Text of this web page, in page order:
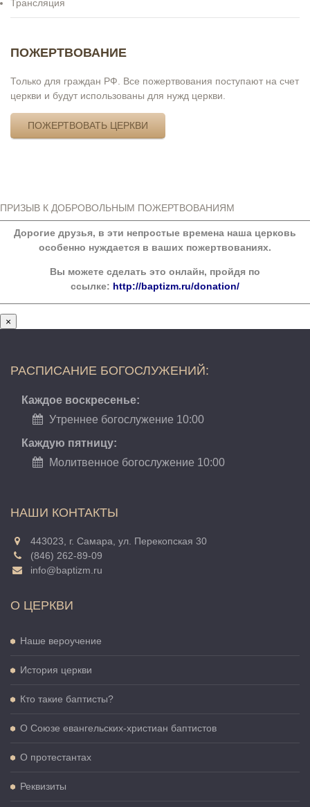
Трансляция
ПОЖЕРТВОВАНИЕ
Только для граждан РФ. Все пожертвования поступают на счет
церкви и будут использованы для нужд церкви.
ПОЖЕРТВОВАТЬ ЦЕРКВИ
ПРИЗЫВ К ДОБРОВОЛЬНЫМ ПОЖЕРТВОВАНИЯМ
Дорогие друзья, в эти непростые времена наша церковь
особенно нуждается в ваших пожертвованиях.
Вы можете сделать это онлайн, пройдя по
ссылке: http://baptizm.ru/donation/
×
РАСПИСАНИЕ БОГОСЛУЖЕНИЙ:
Каждое воскресенье:
Утреннее богослужение 10:00
Каждую пятницу:
Молитвенное богослужение 10:00
НАШИ КОНТАКТЫ
443023, г. Самара, ул. Перекопская 30
(846) 262-89-09
info@baptizm.ru
О ЦЕРКВИ
Наше вероучение
История церкви
Кто такие баптисты?
О Cоюзе евангельских-христиан баптистов
О протестантах
Реквизиты